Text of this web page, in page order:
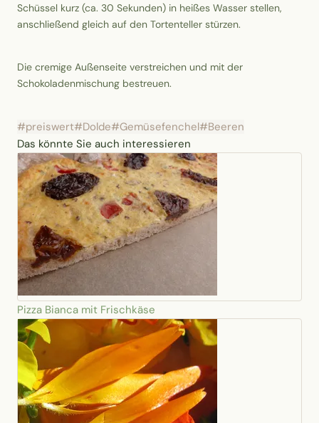
Schüssel kurz (ca. 30 Sekunden) in heißes Wasser stellen,
anschließend gleich auf den Tortenteller stürzen.
Die cremige Außenseite verstreichen und mit der
Schokoladenmischung bestreuen.
#preiswert#Dolde#Gemüsefenchel#Beeren
Das könnte Sie auch interessieren
Pizza Bianca mit Frischkäse